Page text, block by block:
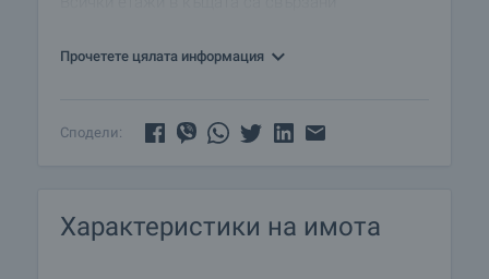
дюшеме в много добро състояние, прозорците
освежаване. Баните и тоалетните са оборудвани,
разположени с гараж, склад (сервизно
Прочетете цялата информация
Сподели:
Характеристики на имота